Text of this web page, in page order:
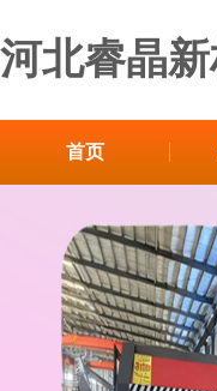
河北睿晶
首页